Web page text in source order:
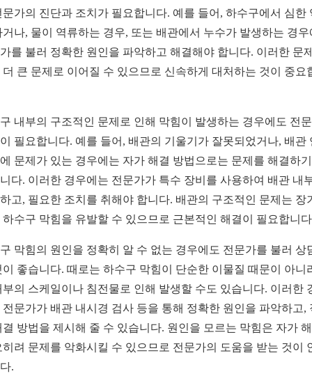
문가의 진단과 조치가 필요합니다. 예를 들어, 하수구에서 심한
거나, 물이 역류하는 경우, 또는 배관에서 누수가 발생하는 경우
를 불러 정확한 원인을 파악하고 해결해야 합니다. 이러한 문
더 큰 문제로 이어질 수 있으므로 신속하게 대처하는 것이 중요
내부의 구조적인 문제로 인해 막힘이 발생하는 경우에도 전
필요합니다. 예를 들어, 배관의 기울기가 잘못되었거나, 배관
문제가 있는 경우에는 자가 해결 방법으로는 문제를 해결하
다. 이러한 경우에는 전문가가 특수 장비를 사용하여 배관 내
고, 필요한 조치를 취해야 합니다. 배관의 구조적인 문제는 장
하수구 막힘을 유발할 수 있으므로 근본적인 해결이 필요합니
막힘의 원인을 정확히 알 수 없는 경우에도 전문가를 불러 상
이 좋습니다. 때로는 하수구 막힘이 단순한 이물질 때문이 아니
부의 스케일이나 침전물로 인해 발생할 수도 있습니다. 이러한
전문가가 배관 내시경 검사 등을 통해 정확한 원인을 파악하고,
결 방법을 제시해 줄 수 있습니다. 원인을 모르는 막힘은 자가
히려 문제를 악화시킬 수 있으므로 전문가의 도움을 받는 것이
.